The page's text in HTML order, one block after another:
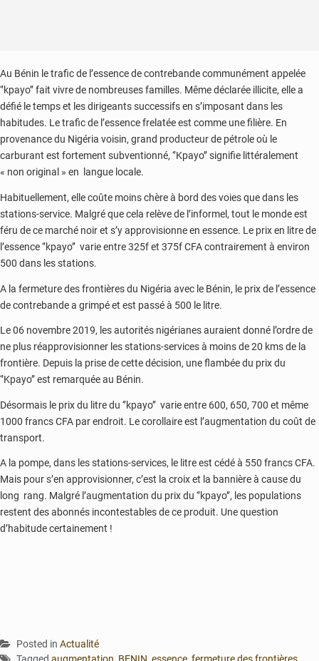
Au Bénin le trafic de l’essence de contrebande communément appelée
‘’kpayo’’ fait vivre de nombreuses familles. Même déclarée illicite, elle a
défié le temps et les dirigeants successifs en s’imposant dans les
habitudes. Le trafic de l’essence frelatée est comme une filière. En
provenance du Nigéria voisin, grand producteur de pétrole où le
carburant est fortement subventionné, ‘’Kpayo’’ signifie littéralement
« non original » en langue locale.
Habituellement, elle coûte moins chère à bord des voies que dans les
stations-service. Malgré que cela relève de l’informel, tout le monde est
féru de ce marché noir et s’y approvisionne en essence. Le prix en litre de
l’essence ‘’kpayo’’ varie entre 325f et 375f CFA contrairement à environ
500 dans les stations.
A la fermeture des frontières du Nigéria avec le Bénin, le prix de l’essence
de contrebande a grimpé et est passé à 500 le litre.
Le 06 novembre 2019, les autorités nigérianes auraient donné l’ordre de
ne plus réapprovisionner les stations-services à moins de 20 kms de la
frontière. Depuis la prise de cette décision, une flambée du prix du
‘’Kpayo’’ est remarquée au Bénin.
Désormais le prix du litre du ‘’kpayo’’ varie entre 600, 650, 700 et même
1000 francs CFA par endroit. Le corollaire est l’augmentation du coût de
transport.
A la pompe, dans les stations-services, le litre est cédé à 550 francs CFA.
Mais pour s’en approvisionner, c’est la croix et la bannière à cause du
long rang. Malgré l’augmentation du prix du ‘’kpayo’’, les populations
restent des abonnés incontestables de ce produit. Une question
d’habitude certainement !
Posted in Actualité
Tagged augmentation, BENIN, essence, fermeture des frontières,